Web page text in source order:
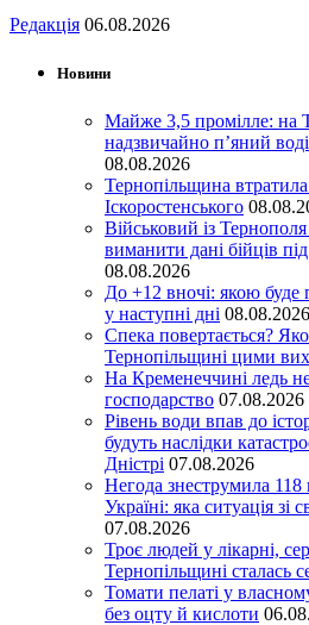
Редакція 06.08.2026
Новини
Майже 3,5 промілле: на
надзвичайно п’яний
08.08.2026
Тернопільщина
Іскоростенського
Військовий із
виманити дані бійців
08.08.2026
До +12 вночі: якою буде
у наступні дні 08.08.2026
Спека повертається?
Тернопільщині цими
На Кременеччині ледь
господарство 07.08.2026
Рівень води впав до
будуть наслідки
Дністрі 07.08.2026
Негода знеструмила 118
Україні: яка ситуація зі
07.08.2026
Троє людей у лікарні,
Тернопільщині сталась
Томати пелаті у
без оцту й кислоти